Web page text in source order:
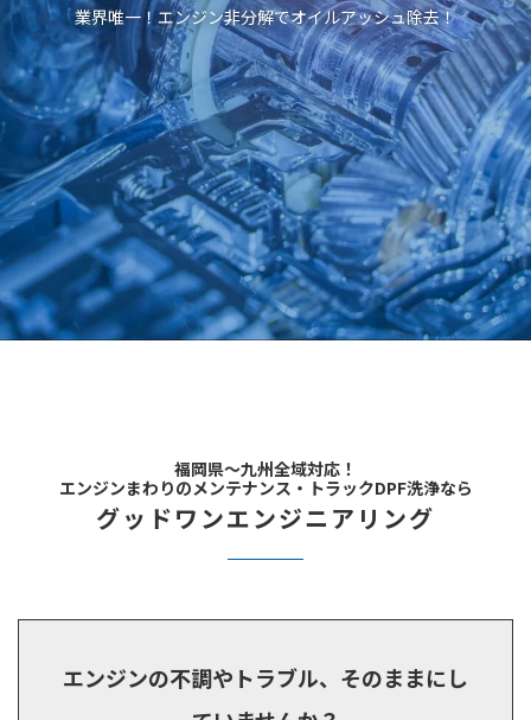
業界唯一！エンジン非分解でオイルアッシュ除去！
福岡県～九州全域対応！
エンジンまわりのメンテナンス・トラックDPF洗浄なら
グッドワンエンジニアリング
エンジンの不調やトラブル、そのままにし